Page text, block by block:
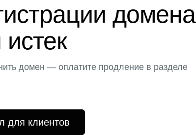
домена
домен — оплатите продление в разделе
для клиентов